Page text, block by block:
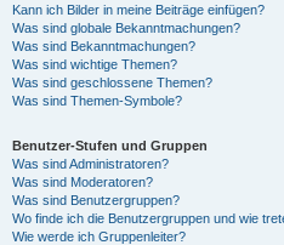
Kann ich Bilder in meine Beiträge einfügen?
Was sind globale Bekanntmachungen?
Was sind Bekanntmachungen?
Was sind wichtige Themen?
Was sind geschlossene Themen?
Was sind Themen-Symbole?
Benutzer-Stufen und Gruppen
Was sind Administratoren?
Was sind Moderatoren?
Was sind Benutzergruppen?
Wo finde ich die Benutzergruppen und wie
Wie werde ich Gruppenleiter?